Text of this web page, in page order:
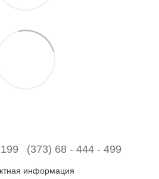
(373) 68 - 444 - 499
информация